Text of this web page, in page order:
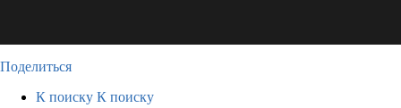
Поделиться
К поиску К поиску